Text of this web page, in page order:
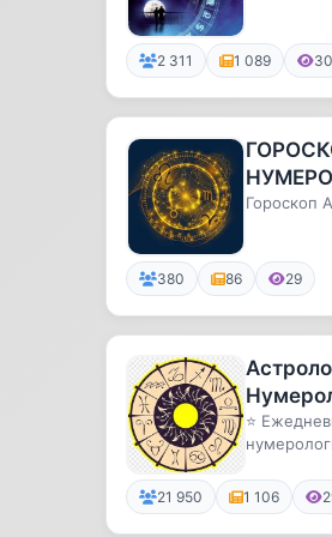
2 311 1 089 30
Гороскоп
380 86 29
⭐️
21 950 1 106